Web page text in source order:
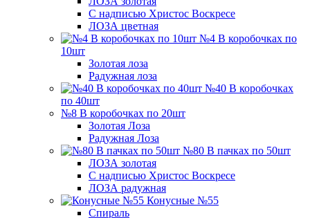
С надписью Христос Воскресе
ЛОЗА цветная
№4 В коробочках по
10шт
Золотая лоза
Радужная лоза
№40 В коробочках
по 40шт
№8 В коробочках по 20шт
Золотая Лоза
Радужная Лоза
№80 В пачках по 50шт
ЛОЗА золотая
С надписью Христос Воскресе
ЛОЗА радужная
Конусные №55
Спираль